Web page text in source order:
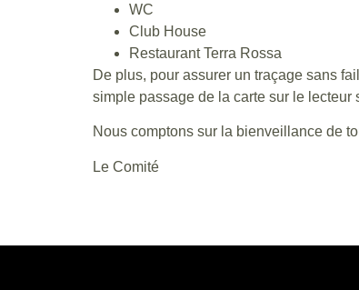
WC
Club House
Restaurant Terra Rossa
De plus, pour assurer un traçage sans
simple passage de la carte sur le lecteur
Nous comptons sur la bienveillance de
Le Comité